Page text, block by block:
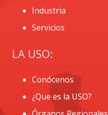
Industria
Servicios
LA USO:
Conócenos
¿Que es la USO?